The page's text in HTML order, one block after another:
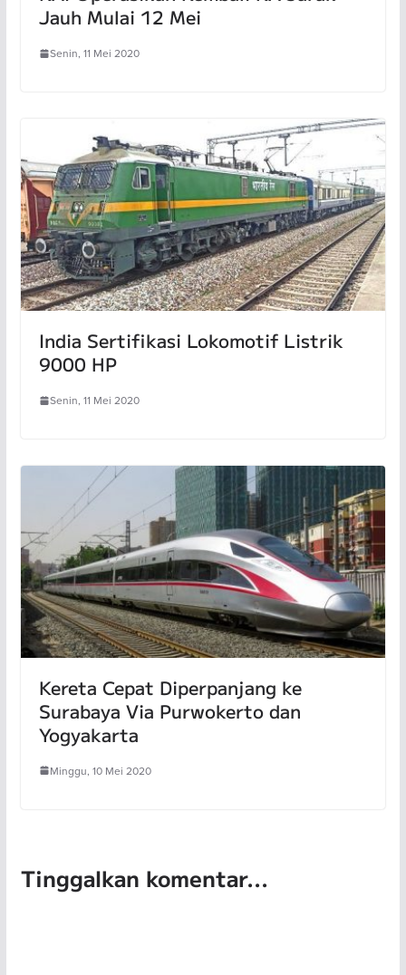
Jauh Mulai 12 Mei
Senin, 11 Mei 2020
India Sertifikasi Lokomotif Listrik
9000 HP
Senin, 11 Mei 2020
Kereta Cepat Diperpanjang ke
Surabaya Via Purwokerto dan
Yogyakarta
Minggu, 10 Mei 2020
Tinggalkan komentar...